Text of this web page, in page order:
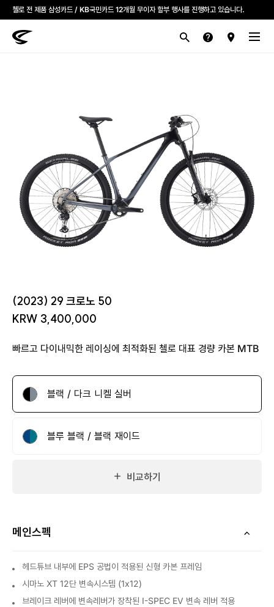
모든 첼로자전거 대리점은 고유가 피해지원금을 사용할 수 있습니다.
첼로 전 제품 삼성카드 / KB국민카드 12개월 무이자 할부 행사를 진행하고 있습니다.
(2023) 29 크로노 50
KRW 3,400,000
빠르고 다이내믹한 레이싱에 최적화된 첼로 대표 경량 카본 MTB
블랙 / 다크 니켈 실버
블루 블랙 / 블랙 재이드
비교하기
메인스펙
헤드튜브 내부에 EPS 공법이 적용된 신형 카본 프레임
시마노 XT 12단 변속시스템 (1x12)
브레이크 레버에 변속레버가 장착된 I-SPEC EV 변속 레버 적용